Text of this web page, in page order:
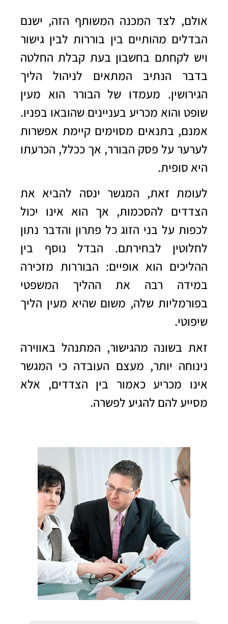
אולם, לצד המכנה המשותף הזה, ישנם
הבדלים מהותיים בין בוררות לבין גישור
ויש לקחתם בחשבון בעת קבלת החלטה
בדבר הנתיב המתאים לניהול הליך
הגירושין. מעמדו של הבורר הוא מעין
שופט והוא מכריע בעניינים שהובאו בפניו.
אמנם, בתנאים מסוימים קיימת אפשרות
לערער על פסק הבורר, אך ככלל, הכרעתו
היא סופית.
לעומת זאת, המגשר ינסה להביא את
הצדדים להסכמות, אך הוא אינו יכול
לכפות על בני הזוג כל פתרון והדבר נתון
לחלוטין לבחירתם. הבדל נוסף בין
ההליכים הוא אופיים: הבוררות מזכירה
במידה רבה את ההליך המשפטי
בפורמליות שלה, משום שהיא מעין הליך
שיפוטי.
זאת בשונה מהגישור, המתנהל באווירה
נינוחה יותר, מעצם העובדה כי המגשר
אינו מכריע כאמור בין הצדדים, אלא
מסייע להם להגיע לפשרה.